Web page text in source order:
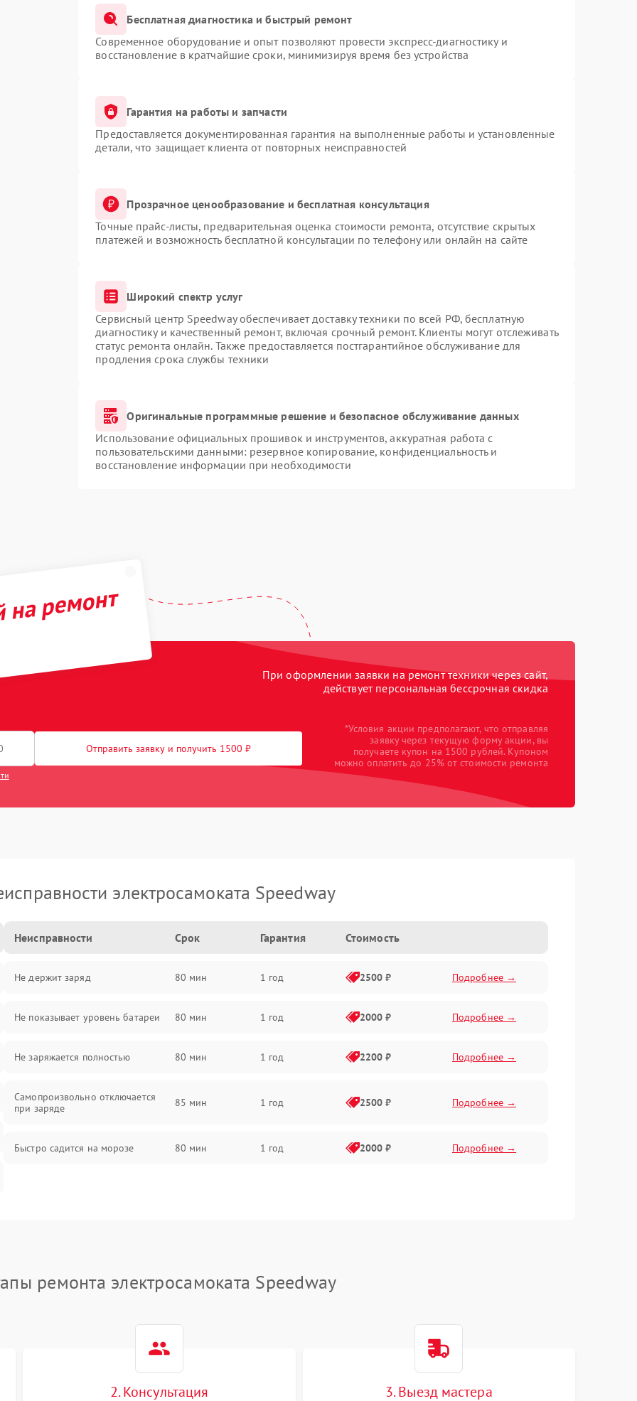
Бесплатная диагностика и быстрый ремонт
Современное оборудование и опыт позволяют провести экспресс-диагностику и
восстановление в кратчайшие сроки, минимизируя время без устройства
Гарантия на работы и запчасти
Предоставляется документированная гарантия на выполненные работы и установленные
детали, что защищает клиента от повторных неисправностей
Прозрачное ценообразование и бесплатная консультация
Точные прайс-листы, предварительная оценка стоимости ремонта, отсутствие скрытых
платежей и возможность бесплатной консультации по телефону или онлайн на сайте
Широкий спектр услуг
Сервисный центр Speedway обеспечивает доставку техники по всей РФ, бесплатную
диагностику и качественный ремонт, включая срочный ремонт. Клиенты могут отслеживать
статус ремонта онлайн. Также предоставляется постгарантийное обслуживание для
продления срока службы техники
Оригинальные программные решение и безопасное обслуживание данных
Использование официальных прошивок и инструментов, аккуратная работа с
пользовательскими данными: резервное копирование, конфиденциальность и
восстановление информации при необходимости
ремонт
При оформлении заявки на ремонт техники через сайт,
действует персональная бессрочная скидка
Отправить заявку и получить 1500 ₽
*Условия акции предполагают, что отправляя
заявку через текущую форму акции, вы
получаете купон на 1500 рублей. Купоном
можно оплатить до 25% от стоимости ремонта
электросамоката Speedway
Неисправности Срок Гарантия Стоимость
Не держит заряд 80 мин 1 год 2500 ₽ Подробнее →
Не показывает уровень батареи 80 мин 1 год 2000 ₽ Подробнее →
Не заряжается полностью 80 мин 1 год 2200 ₽ Подробнее →
Самопроизвольно отключается
при заряде
85 мин 1 год 2500 ₽ Подробнее →
Быстро садится на морозе 80 мин 1 год 2000 ₽ Подробнее →
ремонта электросамоката Speedway
2. Консультация 3. Выезд мастера